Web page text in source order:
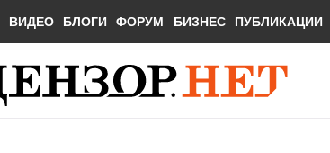
ВИДЕО БЛОГИ ФОРУМ БИЗНЕС ПУБЛИКАЦИИ